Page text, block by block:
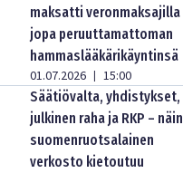
maksatti veronmaksajilla
jopa peruuttamattoman
hammaslääkärikäyntinsä
01.07.2026 | 15:00
Säätiövalta, yhdistykset,
julkinen raha ja RKP – näin
suomenruotsalainen
verkosto kietoutuu